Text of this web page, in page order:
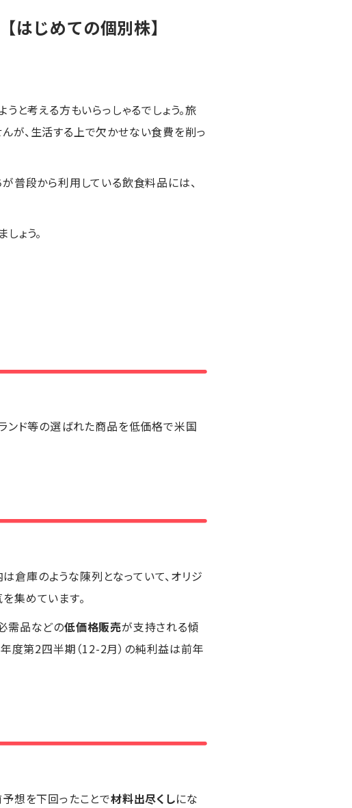
じめての個別株】
うと考える方もいらっしゃるでしょう。旅
が、生活する上で欠かせない食費を削っ
普段から利用している飲食料品には、
ょう。
ンド等の選ばれた商品を低価格で米国
倉庫のような陳列となっていて、オリジ
集めています。
需品などの低価格販売が支持される傾
度第2四半期（12-2月）の純利益は前年
想を下回ったことで材料出尽くしにな